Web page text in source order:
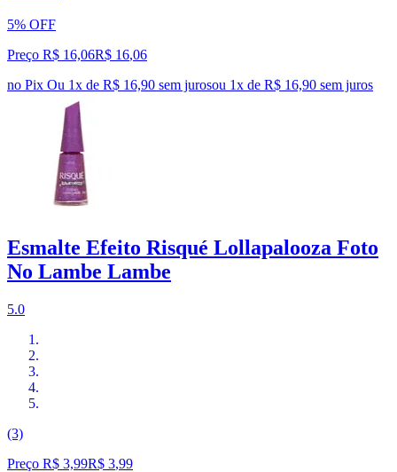
5% OFF
Preço R$ 16,06R$ 16,06
no Pix Ou 1x de R$ 16,90 sem jurosou 1x de R$ 16,90 sem juros
Esmalte Efeito Risqué Lollapalooza Foto
No Lambe Lambe
5.0
(3)
Preço R$ 3,99R$ 3,99